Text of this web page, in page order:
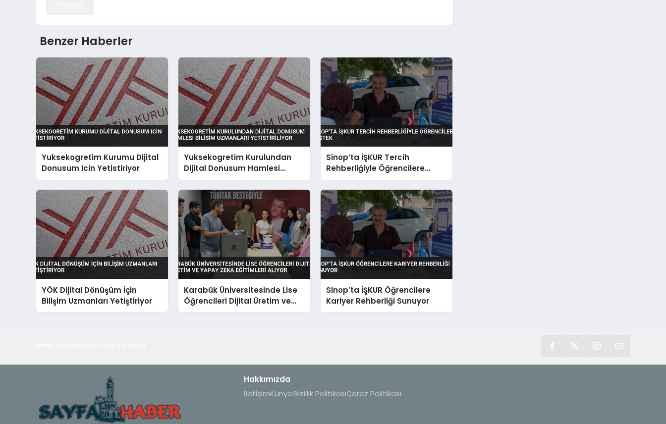
Benzer Haberler
Yuksekogretim Kurumu Dijital
Donusum Icin Yetistiriyor
Yuksekogretim Kurulundan
Dijital Donusum Hamlesi
Bilisim Uzmanlari Yetistiriliyor
Sinop’ta İŞKUR Tercih
Rehberliğiyle Öğrencilere
Destek
YÖK Dijital Dönüşüm İçin
Bilişim Uzmanları Yetiştiriyor
Karabük Üniversitesinde Lise
Öğrencileri Dijital Üretim ve
Yapay Zeka Eğitimleri Alıyor
Sinop’ta İŞKUR Öğrencilere
Kariyer Rehberliği Sunuyor
Hakkımızda
İletişimKünyeGizlilik PolitikasıÇerez Politikası